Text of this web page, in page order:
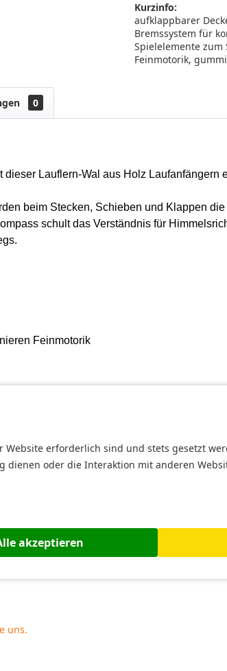
Kurzinfo:
aufklappbarer
Bremssystem für
Spielelemente zum
Feinmotorik,
0
Lauflern-Wal aus Holz
beim Stecken, Schieben und Klappen
schult das Verständnis für
Feinmotorik
Kleinteile. Nur für den Innenbereich
uns.
erforderlich sind und stets gesetzt
oder die Interaktion mit anderen
akzeptieren